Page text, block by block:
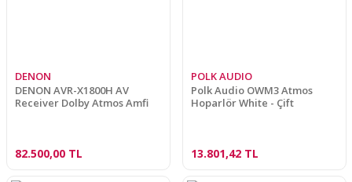
DENON
DENON AVR-X1800H AV
Receiver Dolby Atmos Amfi
82.500,00 TL
POLK AUDIO
Polk Audio OWM3 Atmos
Hoparlör White - Çift
13.801,42 TL